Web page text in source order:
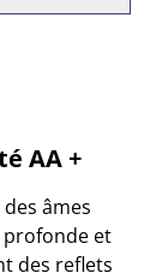
AA +
âmes
profonde et
des reflets